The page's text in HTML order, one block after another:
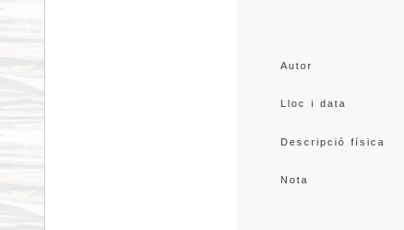
Autor
Lloc i data
Descripció física
Nota